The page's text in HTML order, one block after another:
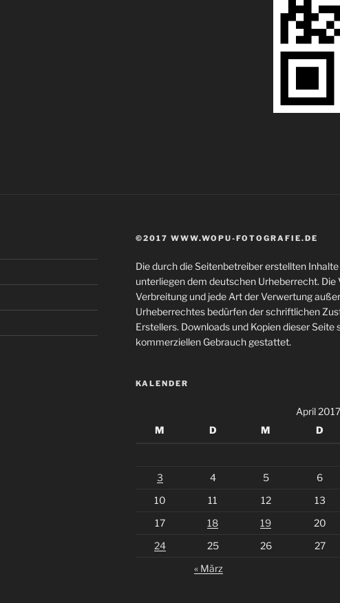
©2017 WWW.WOPU-FOTOGRAFIE.DE
Die durch die Seitenbetreiber erstellten
unterliegen dem deutschen Urheberrecht.
Verbreitung und jede Art der Verwertung
Urheberrechtes bedürfen der schriftlichen
Erstellers. Downloads und Kopien dieser
kommerziellen Gebrauch gestattet.
KALENDER
April 2017
M
D M D
3 4 5
6
10
11 12
13
17
18 19
20
24
25 26
27
« März